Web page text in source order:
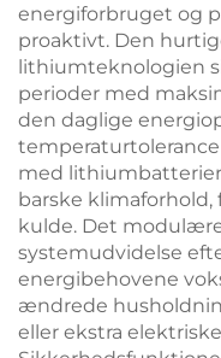
energiforbruget og
proaktivt. Den
lithiumteknologien
perioder med
den daglige
med
barske
kulde. Det
systemudvidelse
energibehovene
ændrede
eller ekstra